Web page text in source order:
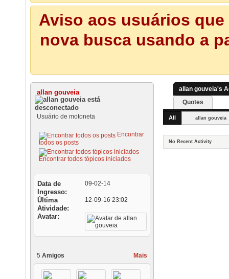
Aviso aos usuários
nova busca usando a
allan gouveia
Usuário de motoneta
Encontrar
todos os posts
Encontrar todos tópicos iniciados
Data de
Ingresso
09-02-14
Última
Atividade
12-09-16 23:02
Avatar
Mais
5 Amigos
allan gouveia's
Quotes
All allan gouveia
No Recent Activity